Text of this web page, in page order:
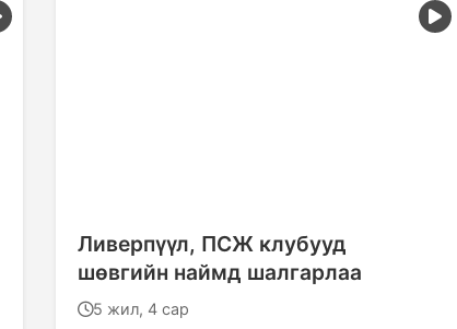
Ливерпүүл, ПСЖ клубууд
шөвгийн наймд шалгарлаа
5 жил, 4 сар